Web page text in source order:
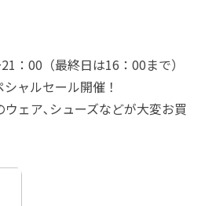
：00（最終日は16：00まで）
ャルセール開催！
ェア､シューズなどが大変お買